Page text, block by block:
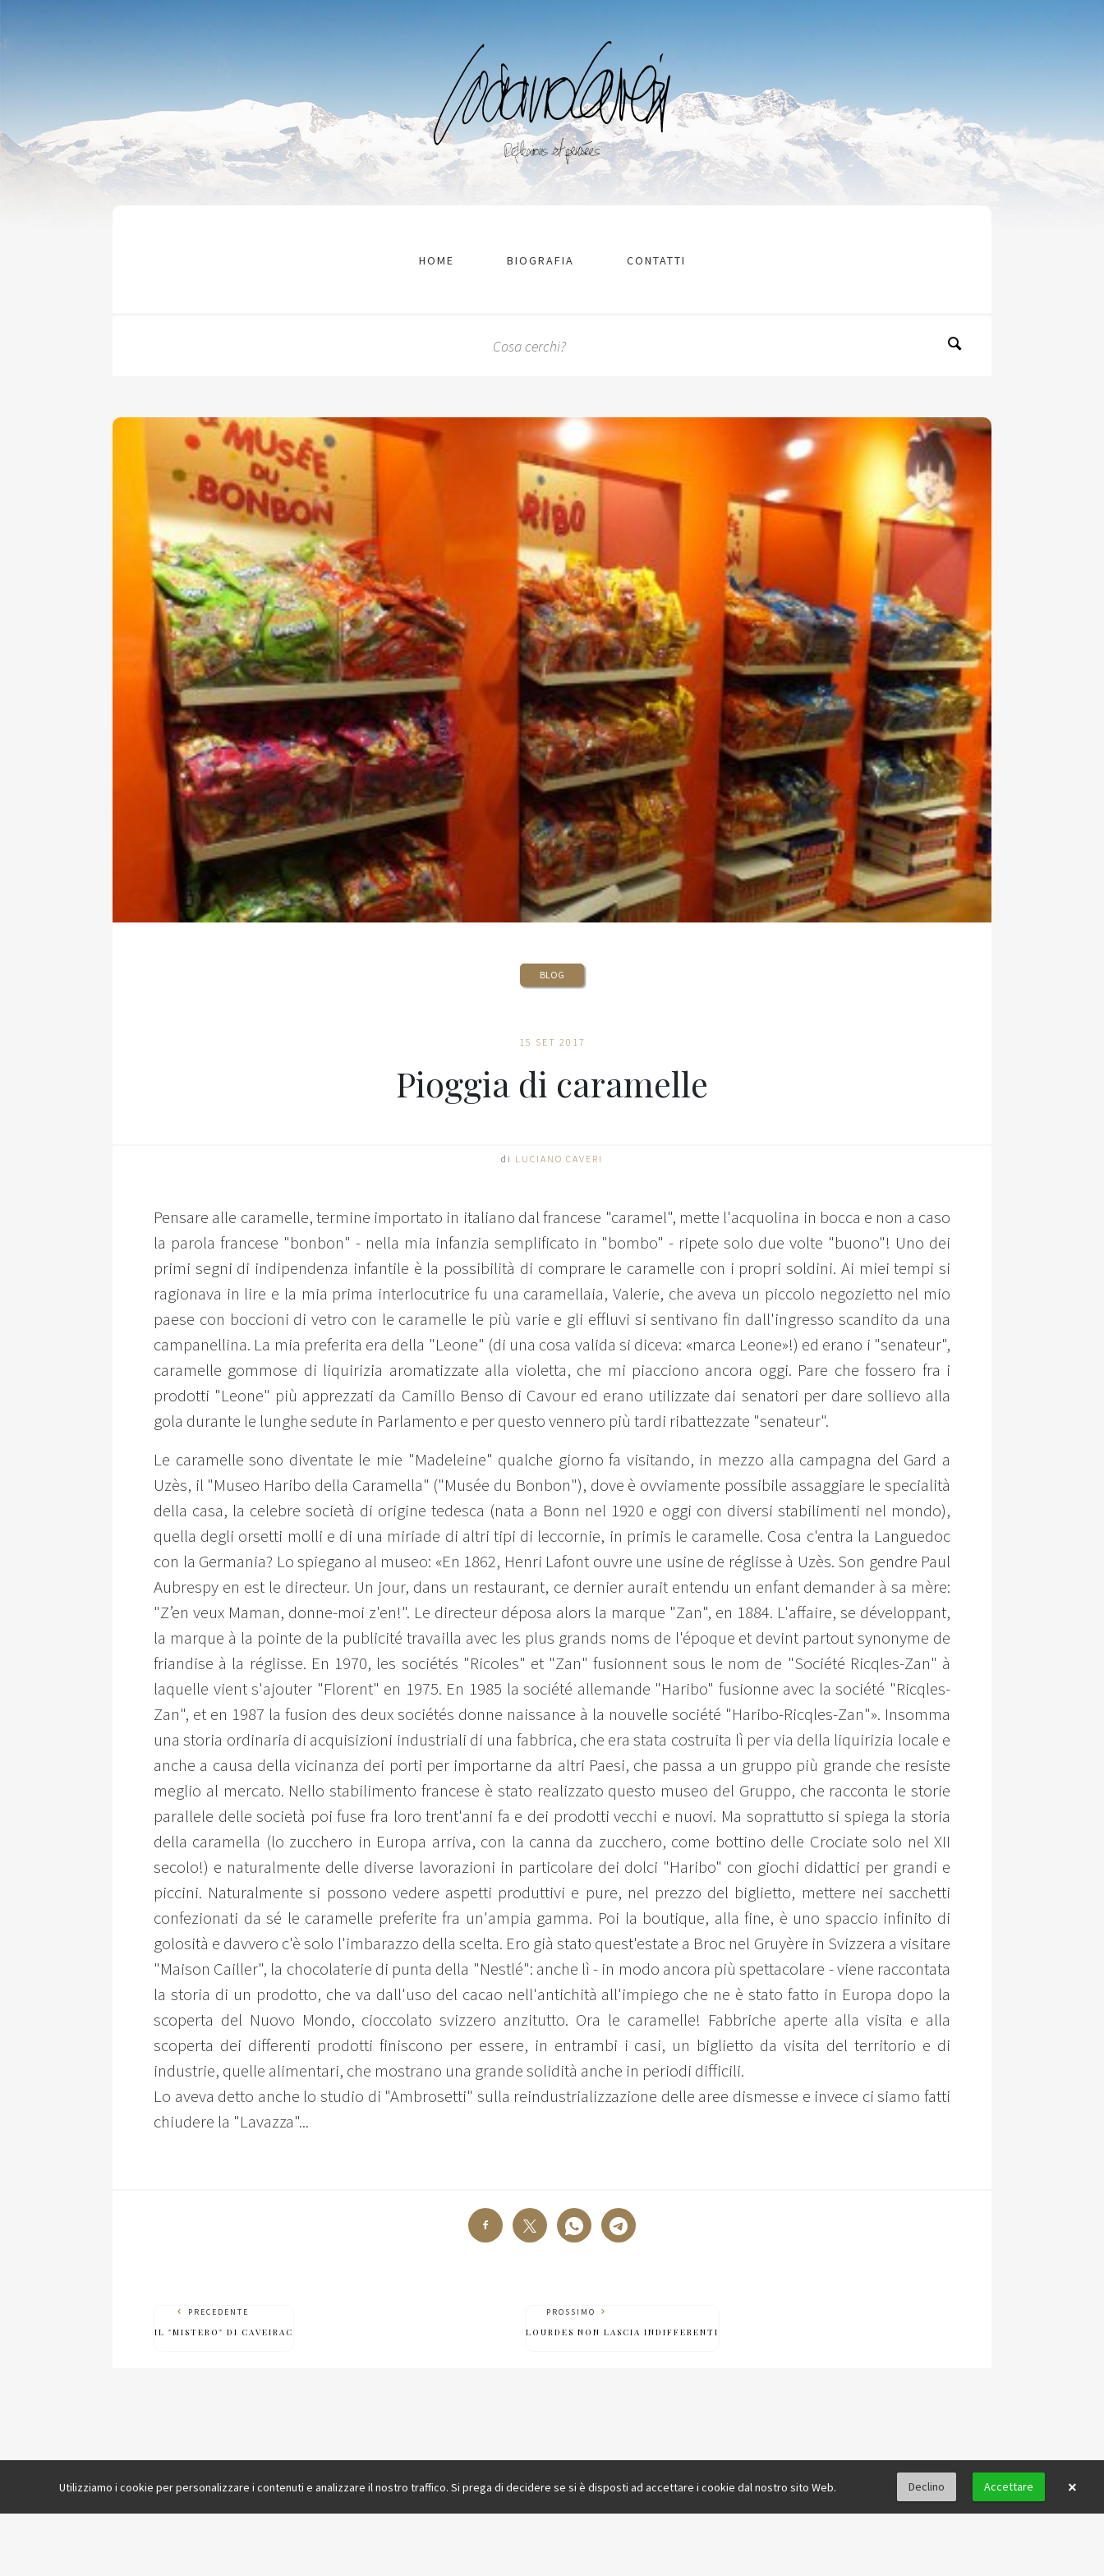
Utilizziamo i cookie per personalizzare i contenuti e analizzare il nostro traffico. Si prega di decidere se si è disposti ad accettare i cookie dal nostro sito Web. Declino Accettare ×
HOME BIOGRAFIA CONTATTI
BLOG
15 SET 2017
Pioggia di caramelle
di LUCIANO CAVERI
Pensare alle caramelle, termine importato in italiano dal francese "caramel", mette l'acquolina in bocca e non a caso
la parola francese "bonbon" - nella mia infanzia semplificato in "bombo" - ripete solo due volte "buono"! Uno dei
primi segni di indipendenza infantile è la possibilità di comprare le caramelle con i propri soldini. Ai miei tempi si
ragionava in lire e la mia prima interlocutrice fu una caramellaia, Valerie, che aveva un piccolo negozietto nel mio
paese con boccioni di vetro con le caramelle le più varie e gli effluvi si sentivano fin dall'ingresso scandito da una
campanellina. La mia preferita era della "Leone" (di una cosa valida si diceva: «marca Leone»!) ed erano i "senateur",
caramelle gommose di liquirizia aromatizzate alla violetta, che mi piacciono ancora oggi. Pare che fossero fra i
prodotti "Leone" più apprezzati da Camillo Benso di Cavour ed erano utilizzate dai senatori per dare sollievo alla
gola durante le lunghe sedute in Parlamento e per questo vennero più tardi ribattezzate "senateur".
Le caramelle sono diventate le mie "Madeleine" qualche giorno fa visitando, in mezzo alla campagna del Gard a
Uzès, il "Museo Haribo della Caramella" ("Musée du Bonbon"), dove è ovviamente possibile assaggiare le specialità
della casa, la celebre società di origine tedesca (nata a Bonn nel 1920 e oggi con diversi stabilimenti nel mondo),
quella degli orsetti molli e di una miriade di altri tipi di leccornie, in primis le caramelle. Cosa c'entra la Languedoc
con la Germania? Lo spiegano al museo: «En 1862, Henri Lafont ouvre une usine de réglisse à Uzès. Son gendre Paul
Aubrespy en est le directeur. Un jour, dans un restaurant, ce dernier aurait entendu un enfant demander à sa mère:
"Z’en veux Maman, donne-moi z'en!". Le directeur déposa alors la marque "Zan", en 1884. L'affaire, se développant,
la marque à la pointe de la publicité travailla avec les plus grands noms de l'époque et devint partout synonyme de
friandise à la réglisse. En 1970, les sociétés "Ricoles" et "Zan" fusionnent sous le nom de "Société Ricqles-Zan" à
laquelle vient s'ajouter "Florent" en 1975. En 1985 la société allemande "Haribo" fusionne avec la société "Ricqles-
Zan", et en 1987 la fusion des deux sociétés donne naissance à la nouvelle société "Haribo-Ricqles-Zan"». Insomma
una storia ordinaria di acquisizioni industriali di una fabbrica, che era stata costruita lì per via della liquirizia locale e
anche a causa della vicinanza dei porti per importarne da altri Paesi, che passa a un gruppo più grande che resiste
meglio al mercato. Nello stabilimento francese è stato realizzato questo museo del Gruppo, che racconta le storie
parallele delle società poi fuse fra loro trent'anni fa e dei prodotti vecchi e nuovi. Ma soprattutto si spiega la storia
della caramella (lo zucchero in Europa arriva, con la canna da zucchero, come bottino delle Crociate solo nel XII
secolo!) e naturalmente delle diverse lavorazioni in particolare dei dolci "Haribo" con giochi didattici per grandi e
piccini. Naturalmente si possono vedere aspetti produttivi e pure, nel prezzo del biglietto, mettere nei sacchetti
confezionati da sé le caramelle preferite fra un'ampia gamma. Poi la boutique, alla fine, è uno spaccio infinito di
golosità e davvero c'è solo l'imbarazzo della scelta. Ero già stato quest'estate a Broc nel Gruyère in Svizzera a visitare
"Maison Cailler", la chocolaterie di punta della "Nestlé": anche lì - in modo ancora più spettacolare - viene raccontata
la storia di un prodotto, che va dall'uso del cacao nell'antichità all'impiego che ne è stato fatto in Europa dopo la
scoperta del Nuovo Mondo, cioccolato svizzero anzitutto. Ora le caramelle! Fabbriche aperte alla visita e alla
scoperta dei differenti prodotti finiscono per essere, in entrambi i casi, un biglietto da visita del territorio e di
industrie, quelle alimentari, che mostrano una grande solidità anche in periodi difficili.
Lo aveva detto anche lo studio di "Ambrosetti" sulla reindustrializzazione delle aree dismesse e invece ci siamo fatti
chiudere la "Lavazza"...
PRECEDENTE
IL "MISTERO" DI CAVEIRAC
PROSSIMO
LOURDES NON LASCIA INDIFFERENTI
© 2008-2026 Luciano Caveri|Privacy